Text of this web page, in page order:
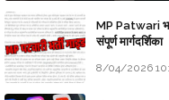
MP Patwari
संपूर्ण मार्गदर्शिका
8/04/2026